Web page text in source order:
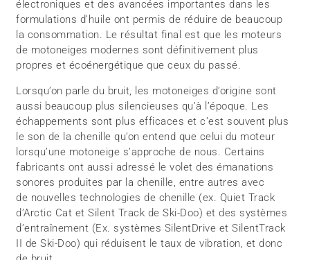
électroniques et des avancées importantes dans les
formulations d’huile ont permis de réduire de beaucoup
la consommation. Le résultat final est que les moteurs
de motoneiges modernes sont définitivement plus
propres et écoénergétique que ceux du passé.
Lorsqu’on parle du bruit, les motoneiges d’origine sont
aussi beaucoup plus silencieuses qu’à l’époque. Les
échappements sont plus efficaces et c’est souvent plus
le son de la chenille qu’on entend que celui du moteur
lorsqu’une motoneige s’approche de nous. Certains
fabricants ont aussi adressé le volet des émanations
sonores produites par la chenille, entre autres avec
de nouvelles technologies de chenille (ex. Quiet Track
d’Arctic Cat et Silent Track de Ski-Doo) et des systèmes
d’entraînement (Ex. systèmes SilentDrive et SilentTrack
II de Ski-Doo) qui réduisent le taux de vibration, et donc